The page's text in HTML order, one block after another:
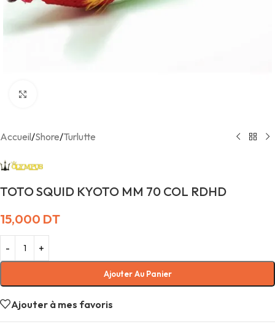
Accueil/Shore/Turlutte
TOTO SQUID KYOTO MM 70 COL RDHD
15,000 DT
Ajouter Au Panier
Ajouter à mes favoris